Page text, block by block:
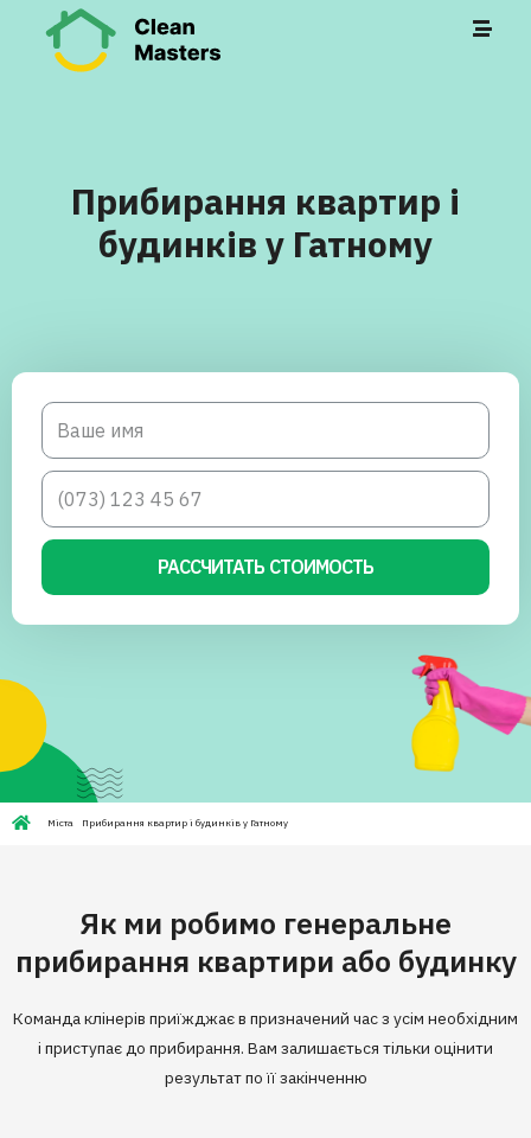
Прибирання квартир і
будинків у Гатному
РАССЧИТАТЬ СТОИМОСТЬ
Міста Прибирання квартир і будинків у Гатному
Як ми робимо генеральне
прибирання квартири або будинку
Команда клінерів приїжджає в призначений час з усім необхідним
і приступає до прибирання. Вам залишається тільки оцінити
результат по її закінченню